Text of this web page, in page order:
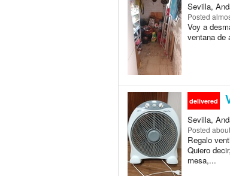
Sevilla,
Posted
Voy a
ventana de
delivered
Sevilla,
Posted
Regalo
Quiero
mesa,...